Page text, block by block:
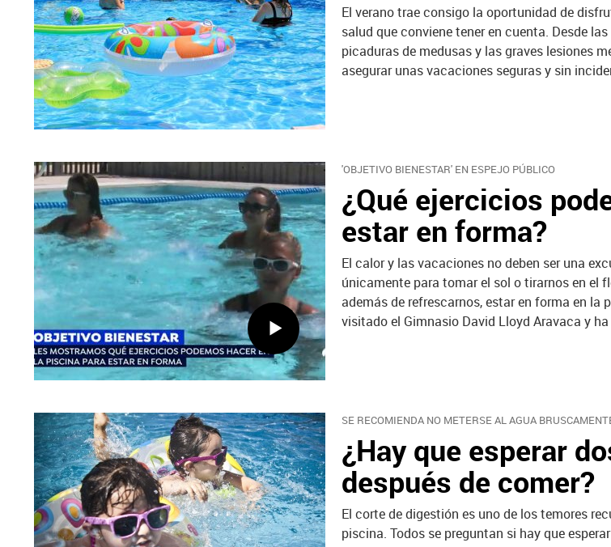
El verano trae consigo la oportunidad de
salud que conviene tener en cuenta. Desde
picaduras de medusas y las graves lesiones
asegurar unas vacaciones seguras y sin
'OBJETIVO BIENESTAR' EN ESPEJO PÚBLICO
¿Qué ejercicios
estar en forma?
El calor y las vacaciones no deben ser una
únicamente para tomar el sol o tirarnos en el
además de refrescarnos, estar en forma en la
visitado el Gimnasio David Lloyd Aravaca y
SE RECOMIENDA NO METERSE AL AGUA
¿Hay que esperar
después de comer?
El corte de digestión es uno de los temores
piscina. Todos se preguntan si hay que